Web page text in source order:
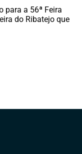
para a 56ª Feira
do Ribatejo que